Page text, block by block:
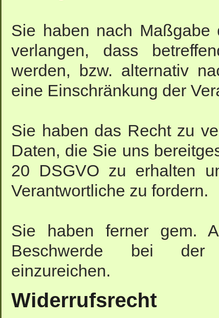
Sie haben nach
verlangen, dass
werden, bzw. alternativ
eine Einschränkung der
Sie haben das Recht zu
Daten, die Sie uns
20 DSGVO zu erhalten
Verantwortliche zu fordern.
Sie haben ferner gem.
Beschwerde bei der
einzureichen.
Widerrufsrecht